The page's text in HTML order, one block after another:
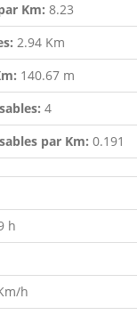
Km: 8.23
2.94 Km
140.67 m
4
par Km: 0.191
h
h